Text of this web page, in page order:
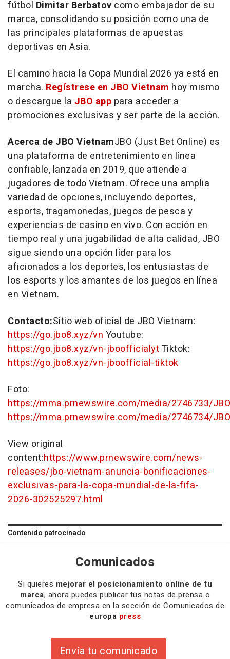
fútbol Dimitar Berbatov como embajador de su
marca, consolidando su posición como una de
las principales plataformas de apuestas
deportivas en Asia.
El camino hacia la Copa Mundial 2026 ya está en
marcha. Regístrese en JBO Vietnam hoy mismo
o descargue la JBO app para acceder a
promociones exclusivas y ser parte de la acción.
Acerca de JBO VietnamJBO (Just Bet Online) es
una plataforma de entretenimiento en línea
confiable, lanzada en 2019, que atiende a
jugadores de todoVietnam. Ofrece una amplia
variedad de opciones, incluyendo deportes,
esports, tragamonedas, juegos de pesca y
experiencias de casino en vivo. Con acción en
tiempo real y una jugabilidad de alta calidad, JBO
sigue siendo una opción líder para los
aficionados a los deportes, los entusiastas de
los esports y los amantes de los juegos en línea
en Vietnam.
Contacto:Sitio web oficial de JBO Vietnam:
https://go.jbo8.xyz/vn Youtube:
https://go.jbo8.xyz/vn-jboofficialytTiktok:
https://go.jbo8.xyz/vn-jboofficial-tiktok
Foto:
https://mma.prnewswire.com/media/2746733/
https://mma.prnewswire.com/media/2746734/
View original
content:https://www.prnewswire.com/news-
releases/jbo-vietnam-anuncia-bonificaciones-
exclusivas-para-la-copa-mundial-de-la-fifa-
2026-302525297.html
Contenido patrocinado
Comunicados
Si quieres mejorar el posicionamiento online de tu
marca, ahora puedes publicar tus notas de prensa o
comunicados de empresa en la sección de Comunicados de
europa press
Envía tu comunicado